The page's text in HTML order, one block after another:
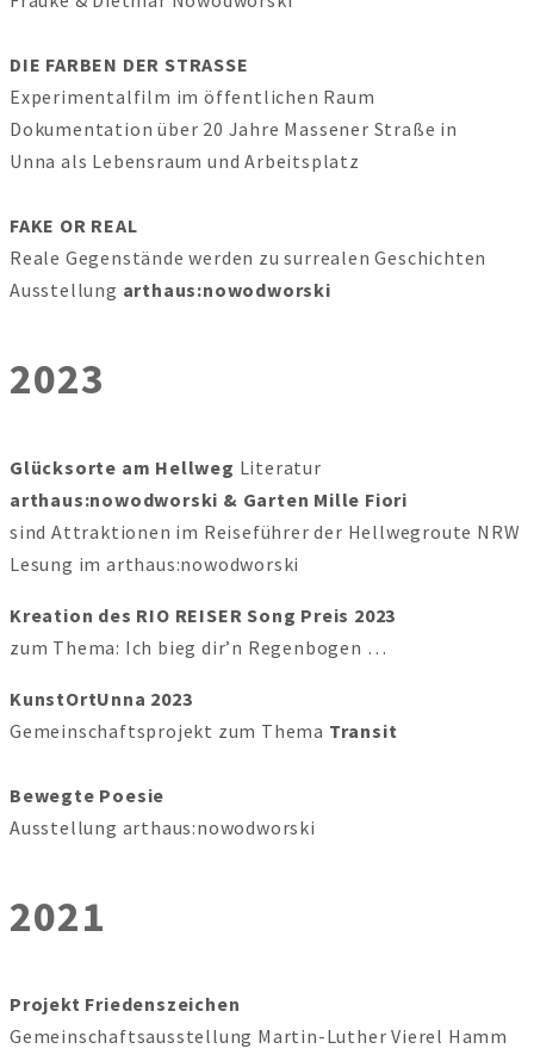
DIE FARBEN DER STRASSE
Experimentalfilm im öffentlichen Raum
Dokumentation über 20 Jahre Massener Straße in
Unna als Lebensraum und Arbeitsplatz
FAKE OR REAL
Reale Gegenstände werden zu surrealen Geschichten
Ausstellung arthaus:nowodworski
2023
Glücksorte am Hellweg Literatur
arthaus:nowodworski & Garten Mille Fiori
sind Attraktionen im Reiseführer der Hellwegroute NRW
Lesung im arthaus:nowodworski
Kreation des RIO REISER Song Preis 2023
zum Thema: Ich bieg dir’n Regenbogen …
KunstOrtUnna 2023
Gemeinschaftsprojekt zum Thema Transit
Bewegte Poesie
Ausstellung arthaus:nowodworski
2021
Projekt Friedenszeichen
Gemeinschaftsausstellung Martin-Luther Vierel Hamm